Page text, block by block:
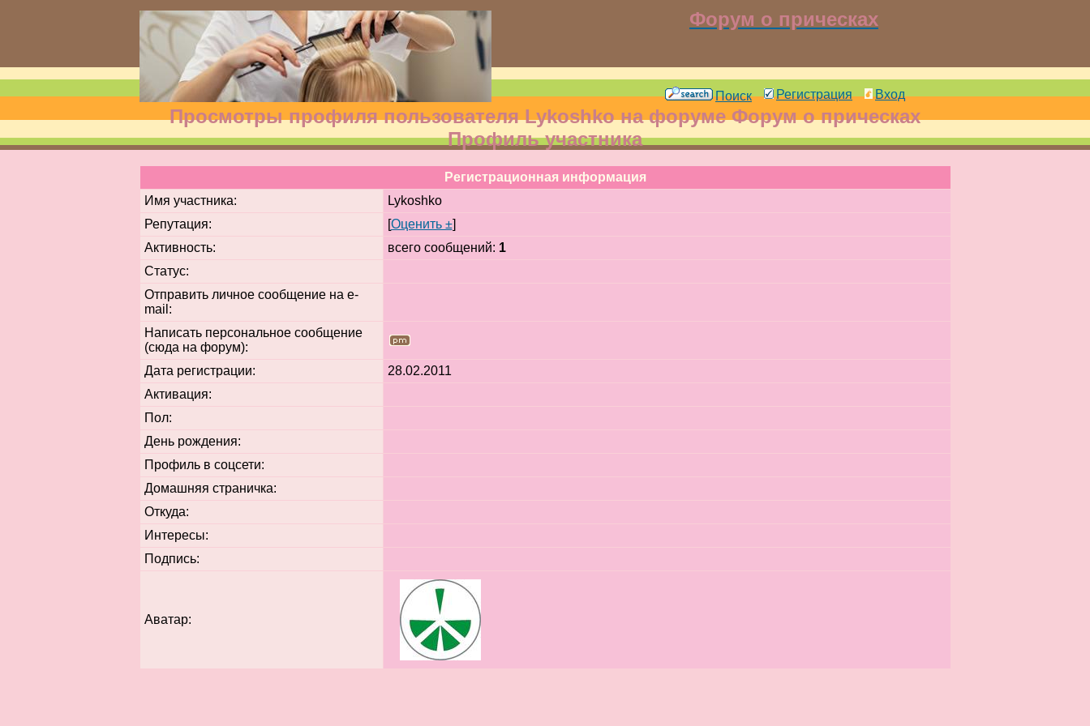
Форум о прическах
Поиск Регистрация Вход
Просмотры профиля пользователя Lykoshko на форуме Форум о прическах
Профиль участника
Регистрационная информация
Имя участника:
Lykoshko
Репутация:
[Оценить ±]
Активность:
всего сообщений: 1
Статус:
Отправить личное сообщение на e-
mail:
Написать персональное сообщение
(сюда на форум):
Дата регистрации:
28.02.2011
Активация:
Пол:
День рождения:
Профиль в соцсети:
Домашняя страничка:
Откуда:
Интересы:
Подпись:
Аватар: